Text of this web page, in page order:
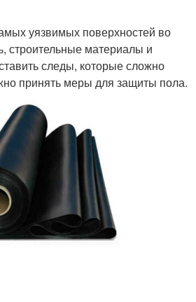
уязвимых поверхностей во
строительные материалы и
следы, которые сложно
принять меры для защиты пола.